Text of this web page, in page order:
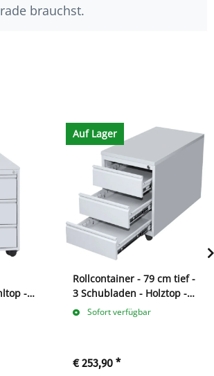
brauchst.
-
Auf Lager
Rollcontainer - 79 cm tief -
3 Schubladen - Holztop -
grauSofort verfügbar
€ 253,90 *